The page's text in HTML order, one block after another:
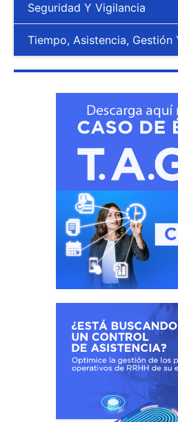
Seguridad Y Vigilancia
Tiempo, Asistencia, Gestión